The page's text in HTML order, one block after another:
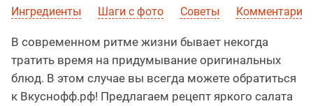
Ингредиенты Шаги с фото Советы Комментарии
В современном ритме жизни бывает некогда
тратить время на придумывание оригинальных
блюд. В этом случае вы всегда можете обратиться
к Вкуснофф.рф! Предлагаем рецепт яркого салата